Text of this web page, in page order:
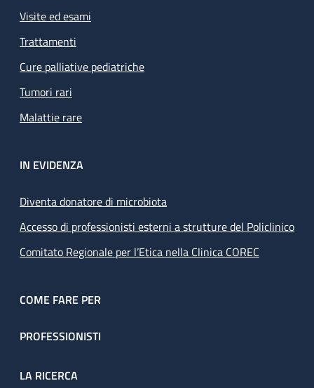
Visite ed esami
Trattamenti
Cure palliative pediatriche
Tumori rari
Malattie rare
IN EVIDENZA
Diventa donatore di microbiota
Accesso di professionisti esterni a strutture del Policlinico
Comitato Regionale per l’Etica nella Clinica COREC
COME FARE PER
PROFESSIONISTI
LA RICERCA